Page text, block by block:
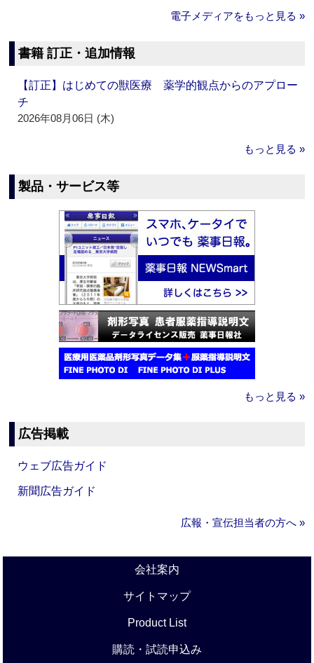
電子メディアをもっと見る »
書籍 訂正・追加情報
【訂正】はじめての獣医療 薬学的観点からのアプロー
チ
2026年08月06日 (木)
もっと見る »
製品・サービス等
もっと見る »
広告掲載
ウェブ広告ガイド
新聞広告ガイド
広報・宣伝担当者の方へ »
会社案内
サイトマップ
Product List
購読・試読申込み